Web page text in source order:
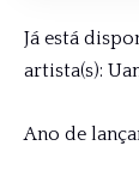
Já está
artista(s):
Ano de